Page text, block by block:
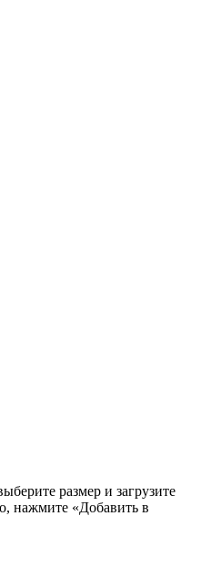
размер и загрузите
нажмите «Добавить в